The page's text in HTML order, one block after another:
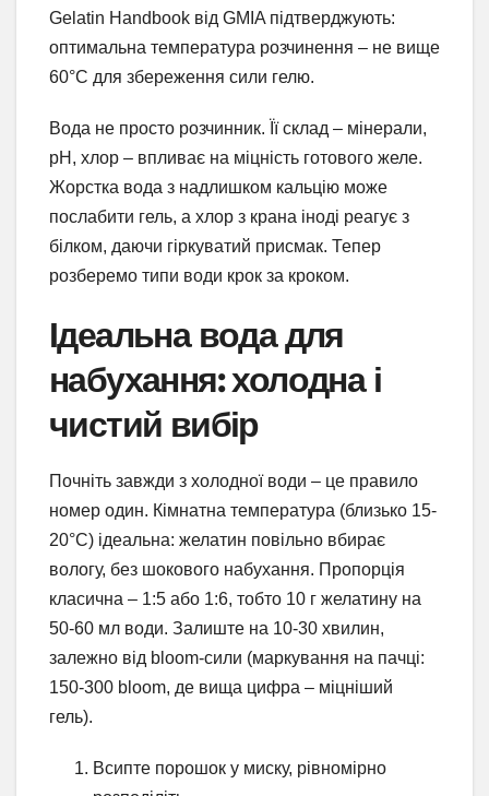
Gelatin Handbook від GMIA підтверджують:
оптимальна температура розчинення – не вище
60°C для збереження сили гелю.
Вода не просто розчинник. Її склад – мінерали,
pH, хлор – впливає на міцність готового желе.
Жорстка вода з надлишком кальцію може
послабити гель, а хлор з крана іноді реагує з
білком, даючи гіркуватий присмак. Тепер
розберемо типи води крок за кроком.
Ідеальна вода для
набухання: холодна і
чистий вибір
Почніть завжди з холодної води – це правило
номер один. Кімнатна температура (близько 15-
20°C) ідеальна: желатин повільно вбирає
вологу, без шокового набухання. Пропорція
класична – 1:5 або 1:6, тобто 10 г желатину на
50-60 мл води. Залиште на 10-30 хвилин,
залежно від bloom-сили (маркування на пачці:
150-300 bloom, де вища цифра – міцніший
гель).
Всипте порошок у миску, рівномірно